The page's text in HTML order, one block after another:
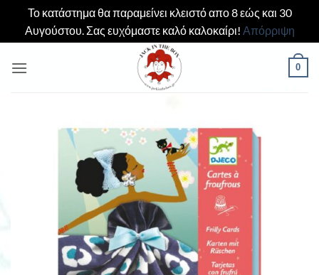
Το κατάστημα θα παραμείνει κλειστό απο 8 εώς και 30
Αυγούστου. Σας ευχόμαστε καλό καλοκαίρι! Απόρριψη
στο
0